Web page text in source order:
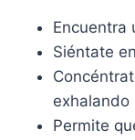
Encuentra
Siéntate
exhalando
Permite